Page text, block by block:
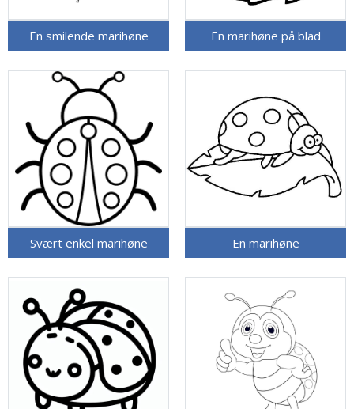
En smilende marihøne En marihøne på blad
Svært enkel marihøne En marihøne